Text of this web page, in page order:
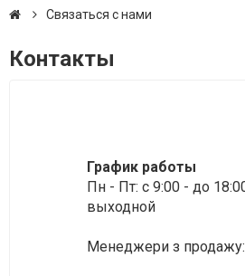
Связаться с нами
Контакты
График работы
Пн - Пт: c 9:00 - до
выходной
Менеджери з продажу: